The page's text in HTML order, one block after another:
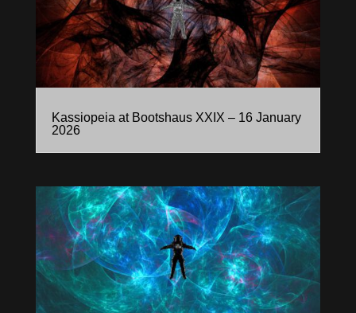
Kassiopeia at Bootshaus XXIX – 16 January
2026